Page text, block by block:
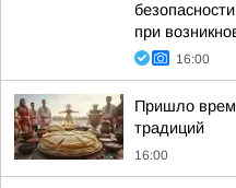
при
16:00
Пришло
традиций
16:00